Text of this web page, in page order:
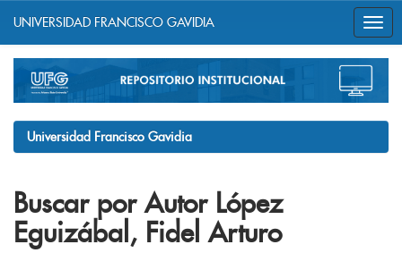
navigation
UNIVERSIDAD FRANCISCO GAVIDIA
Universidad Francisco Gavidia
Buscar por Autor López
Eguizábal, Fidel Arturo